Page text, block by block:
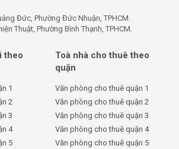
Đức, Phường Đức Nhuận, TPHCM.
Thuật, Phường Bình Thạnh, TPHCM.
theo
1
2
3
4
5
Toà nhà cho thuê theo
quận
Văn phòng cho thuê quận 1
Văn phòng cho thuê quận 2
Văn phòng cho thuê quận 3
Văn phòng cho thuê quận 4
Văn phòng cho thuê quận 5